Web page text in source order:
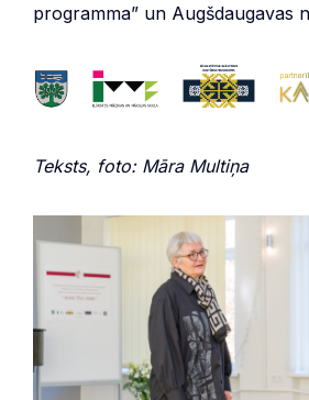
programma” un Augšdaugavas
Teksts, foto: Māra Multiņa